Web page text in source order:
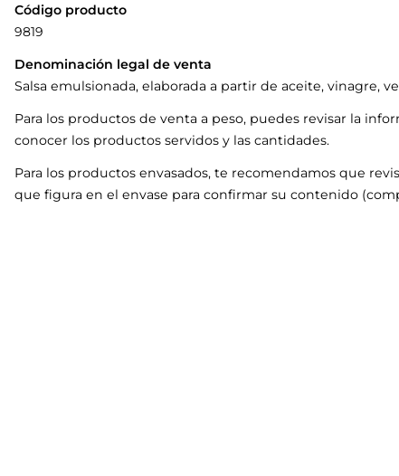
Código producto
9819
Denominación legal de venta
Salsa emulsionada, elaborada a partir de aceite, vinagre,
Para los productos de venta a peso, puedes revisar la
conocer los productos servidos y las cantidades.
Para los productos envasados, te recomendamos que
que figura en el envase para confirmar su contenido